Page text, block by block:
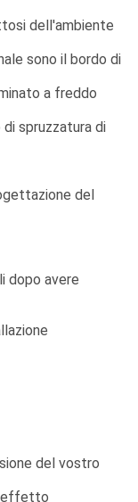
dell'ambiente
sono il bordo di
a freddo
spruzzatura di
del
dopo avere
del vostro